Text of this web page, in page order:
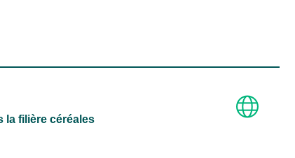
la filière céréales